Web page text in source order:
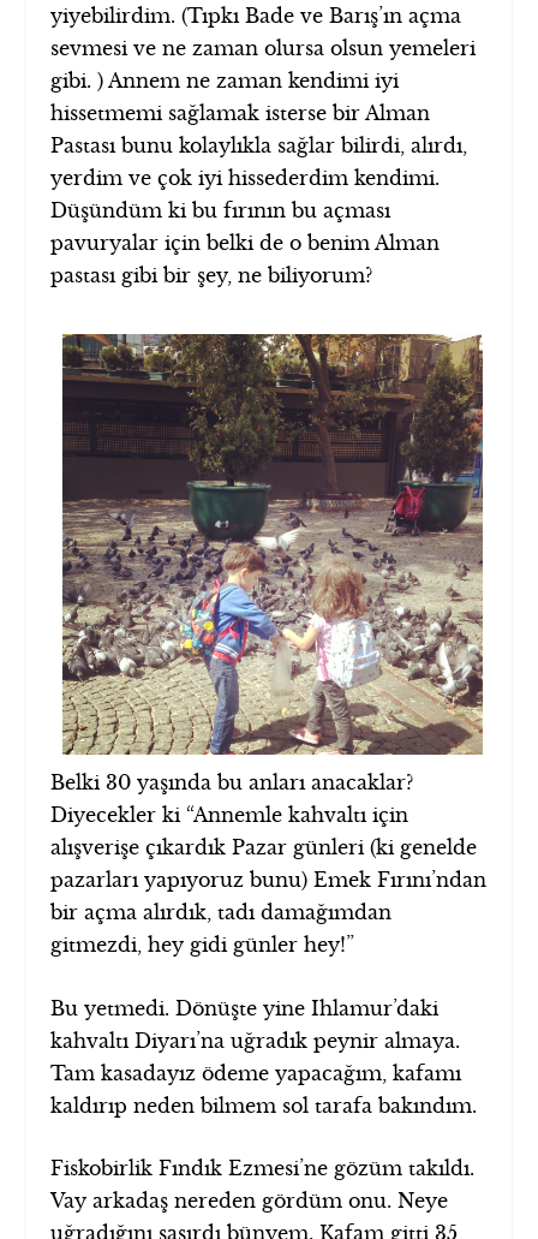
yiyebilirdim. (Tıpkı Bade ve Barış’ın açma
sevmesi ve ne zaman olursa olsun yemeleri
gibi. ) Annem ne zaman kendimi iyi
hissetmemi sağlamak isterse bir Alman
Pastası bunu kolaylıkla sağlar bilirdi, alırdı,
yerdim ve çok iyi hissederdim kendimi.
Düşündüm ki bu fırının bu açması
pavuryalar için belki de o benim Alman
pastası gibi bir şey, ne biliyorum?
Belki 30 yaşında bu anları anacaklar?
Diyecekler ki “Annemle kahvaltı için
alışverişe çıkardık Pazar günleri (ki genelde
pazarları yapıyoruz bunu) Emek Fırını’ndan
bir açma alırdık, tadı damağımdan
gitmezdi, hey gidi günler hey!”
Bu yetmedi. Dönüşte yine Ihlamur’daki
kahvaltı Diyarı’na uğradık peynir almaya.
Tam kasadayız ödeme yapacağım, kafamı
kaldırıp neden bilmem sol tarafa bakındım.
Fiskobirlik Fındık Ezmesi’ne gözüm takıldı.
Vay arkadaş nereden gördüm onu. Neye
uğradığını şaşırdı bünyem. Kafam gitti 35